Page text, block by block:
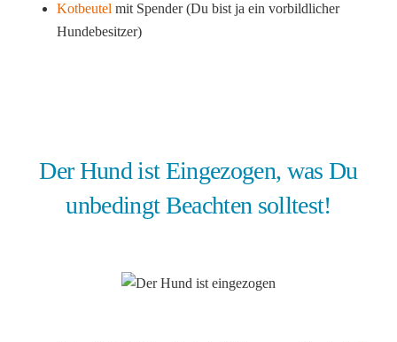
Kotbeutel mit Spender (Du bist ja ein vorbildlicher
Hundebesitzer)
Der Hund ist Eingezogen, was Du
unbedingt Beachten solltest!